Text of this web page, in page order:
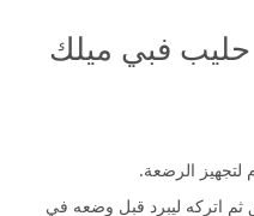
فبي ميلك
لتجهيز الرضعة.
ثم اتركه ليبرد قبل وضعه في